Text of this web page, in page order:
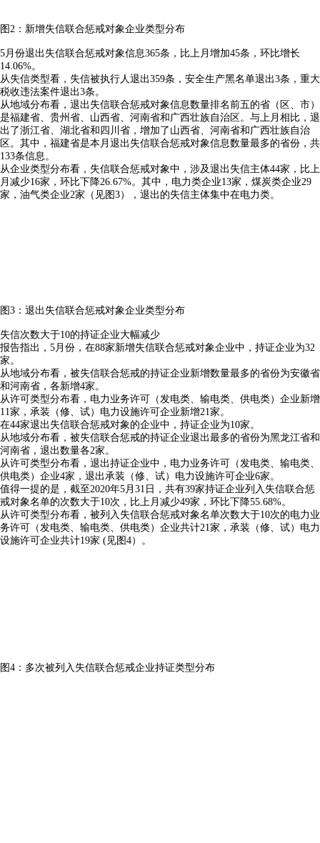
图2：新增失信联合惩戒对象企业类型分布
5月份退出失信联合惩戒对象信息365条，比上月增加45条，环比增长
14.06%。
从失信类型看，失信被执行人退出359条，安全生产黑名单退出3条，重大
税收违法案件退出3条。
从地域分布看，退出失信联合惩戒对象信息数量排名前五的省（区、市）
是福建省、贵州省、山西省、河南省和广西壮族自治区。与上月相比，退
出了浙江省、湖北省和四川省，增加了山西省、河南省和广西壮族自治
区。其中，福建省是本月退出失信联合惩戒对象信息数量最多的省份，共
133条信息。
从企业类型分布看，失信联合惩戒对象中，涉及退出失信主体44家，比上
月减少16家，环比下降26.67%。其中，电力类企业13家，煤炭类企业29
家，油气类企业2家（见图3），退出的失信主体集中在电力类。
图3：退出失信联合惩戒对象企业类型分布
失信次数大于10的持证企业大幅减少
报告指出，5月份，在88家新增失信联合惩戒对象企业中，持证企业为32
家。
从地域分布看，被失信联合惩戒的持证企业新增数量最多的省份为安徽省
和河南省，各新增4家。
从许可类型分布看，电力业务许可（发电类、输电类、供电类）企业新增
11家，承装（修、试）电力设施许可企业新增21家。
在44家退出失信联合惩戒对象的企业中，持证企业为10家。
从地域分布看，被失信联合惩戒的持证企业退出最多的省份为黑龙江省和
河南省，退出数量各2家。
从许可类型分布看，退出持证企业中，电力业务许可（发电类、输电类、
供电类）企业4家，退出承装（修、试）电力设施许可企业6家。
值得一提的是，截至2020年5月31日，共有39家持证企业列入失信联合惩
戒对象名单的次数大于10次，比上月减少49家，环比下降55.68%。
从许可类型分布看，被列入失信联合惩戒对象名单次数大于10次的电力业
务许可（发电类、输电类、供电类）企业共计21家，承装（修、试）电力
设施许可企业共计19家 (见图4）。
图4：多次被列入失信联合惩戒企业持证类型分布